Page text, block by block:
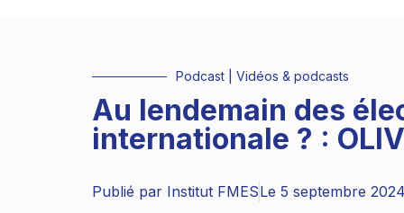
Podcast Vidéos & podcasts
Au lendemain des
internationale ? :
Publié par Institut FMESLe 5 septembre